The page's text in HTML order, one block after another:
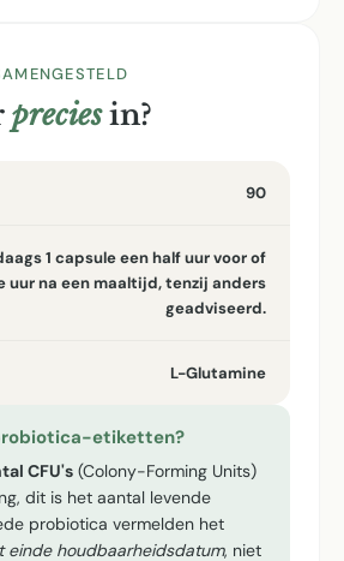
preciesin?
90
1 capsule een half uur voor of
uur na een maaltijd, tenzij anders
geadviseerd.
L-Glutamine
etiketten?
CFU's (Colony-Forming Units)
dit is het aantal levende
probiotica vermelden het
einde houdbaarheidsdatum, niet